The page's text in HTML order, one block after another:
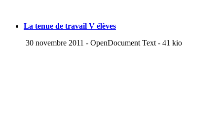
La tenue de travail V élèves
30 novembre 2011 - OpenDocument Text - 41 kio